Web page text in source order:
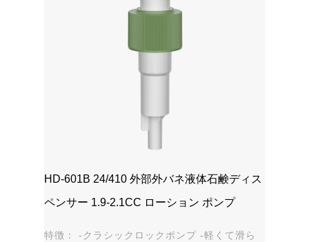
HD-601B 24/410 外部外バネ液体石鹸ディス
ペンサー 1.9-2.1CC ローション ポンプ
特徴： -クラシックロックポンプ -軽くて滑ら